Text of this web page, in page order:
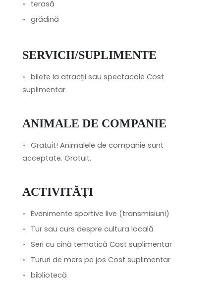
terasă
grădină
SERVICII/SUPLIMENTE
bilete la atracții sau spectacole Cost
suplimentar
ANIMALE DE COMPANIE
Gratuit! Animalele de companie sunt
acceptate. Gratuit.
ACTIVITĂŢI
Evenimente sportive live (transmisiuni)
Tur sau curs despre cultura locală
Seri cu cină tematică Cost suplimentar
Tururi de mers pe jos Cost suplimentar
bibliotecă